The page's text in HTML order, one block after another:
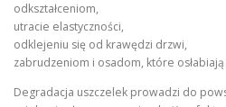
odkształceniom,
utracie elastyczności,
odklejeniu się od krawędzi drzwi,
zabrudzeniom i osadom, które osłabiają
Degradacja uszczelek prowadzi do